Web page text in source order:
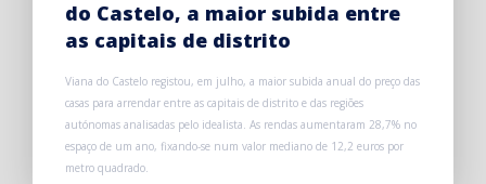
do Castelo, a maior subida entre
as capitais de distrito
Viana do Castelo registou, em julho, a maior subida anual do preço das
casas para arrendar entre as capitais de distrito e das regiões
autónomas analisadas pelo idealista. As rendas aumentaram 28,7% no
espaço de um ano, fixando-se num valor mediano de 12,2 euros por
metro quadrado.